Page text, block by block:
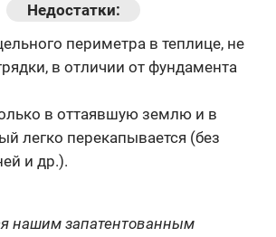
Недостатки:
периметра в теплице, не
в отличии от фундамента
в оттаявшую землю и в
легко перекапывается (без
и др.).
нашим запатентованным